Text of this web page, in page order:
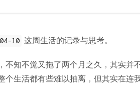
10 这周生活的记录与思考。
知不觉又拖了两个月之久，其实并
个生活都有些难以抽离，但其实在连